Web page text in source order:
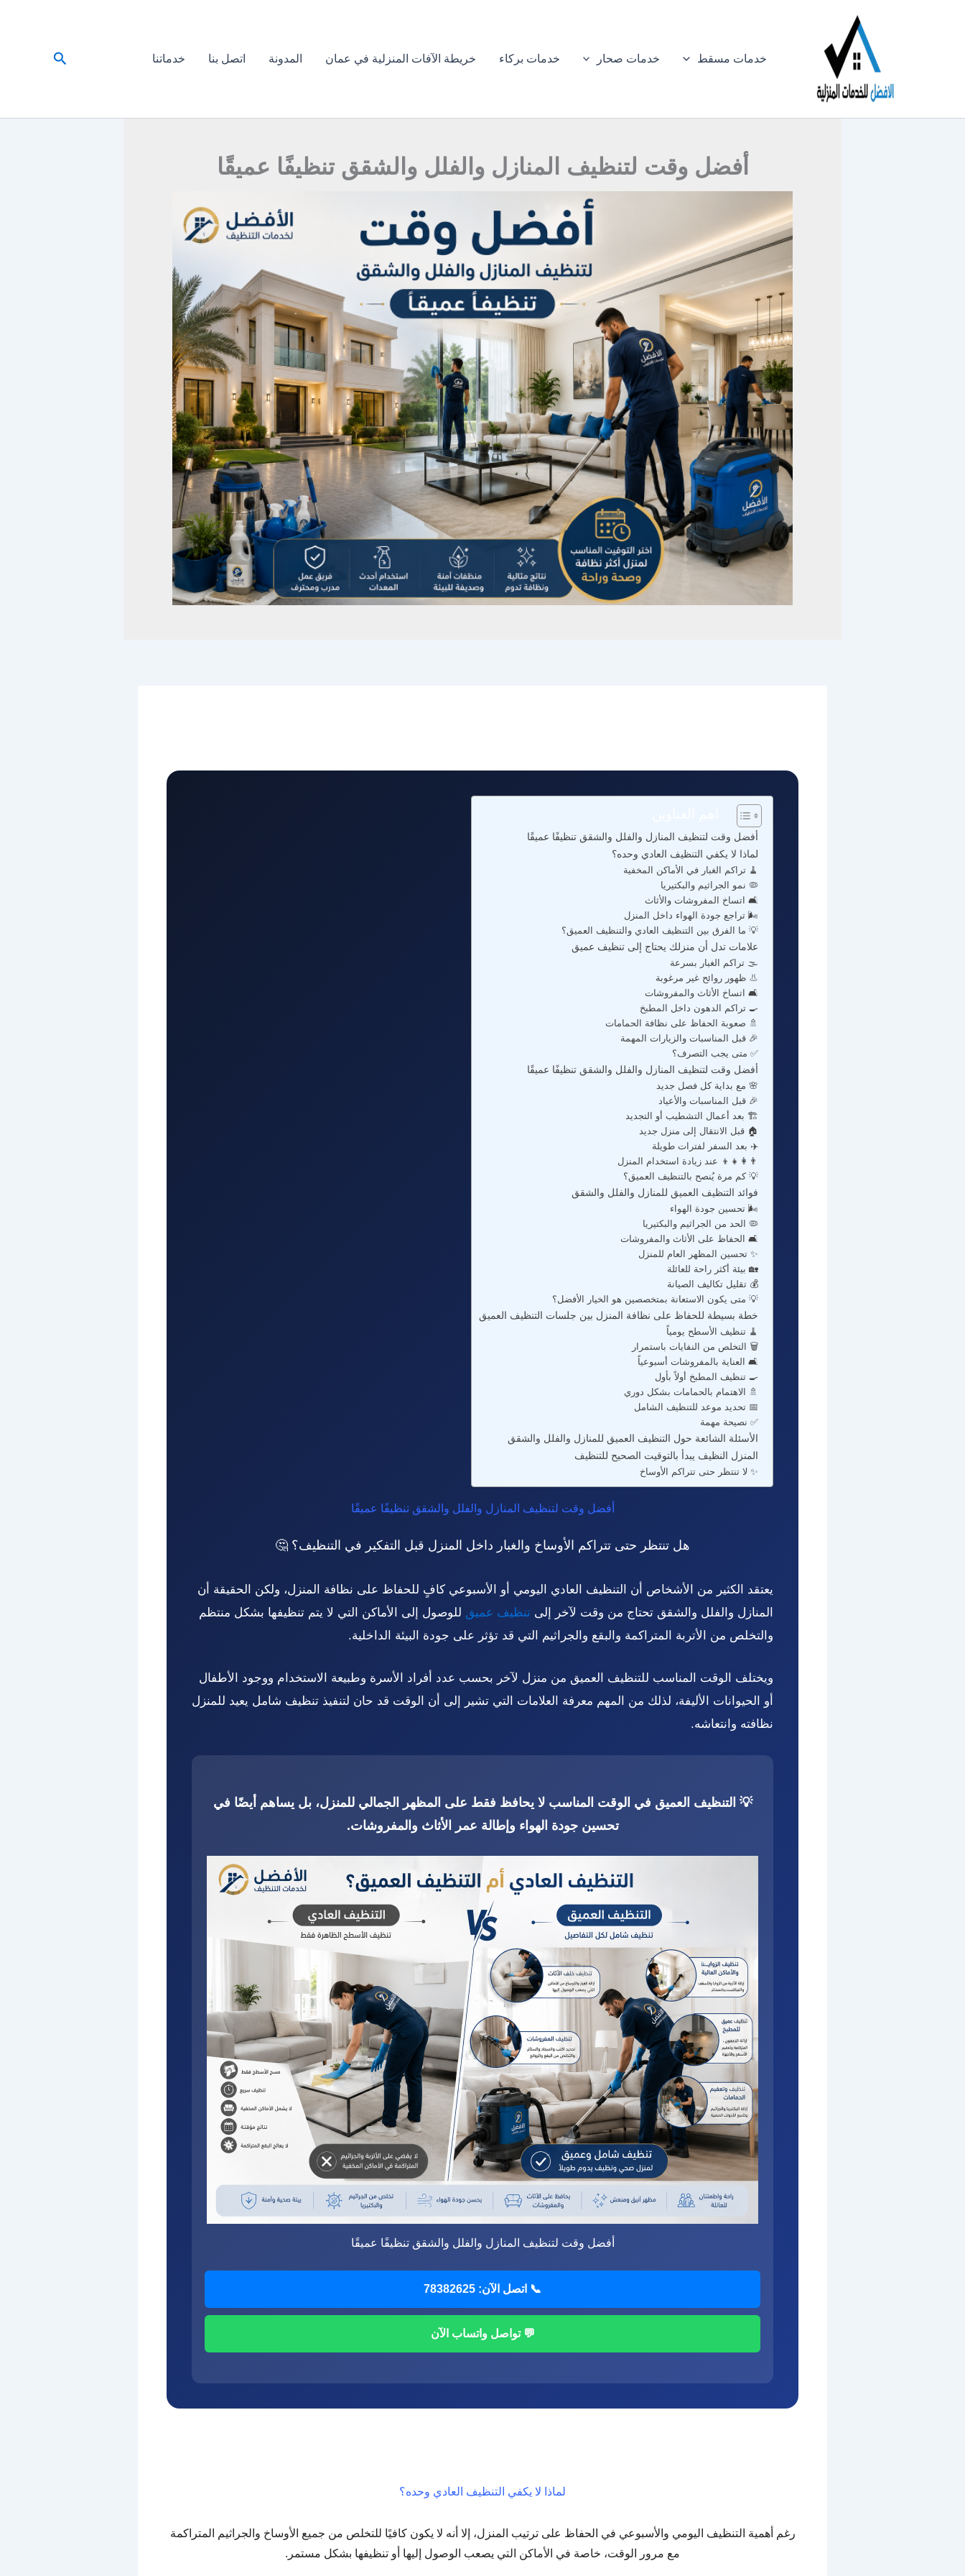
خدمات مسقط خدمات صحار خدمات بركاء خريطة الآفات المنزلية في عمان المدونة اتصل بنا خدماتنا البحث
أفضل وقت لتنظيف المنازل والفلل والشقق تنظيفًا عميقًا
أفضل وقت لتنظيف المنازل والفلل والشقق تنظيفًا عميقًا
لماذا لا يكفي التنظيف العادي وحده؟
🧹 تراكم الغبار في الأماكن المخفية
🦠 نمو الجراثيم والبكتيريا
🛋️ اتساخ المفروشات والأثاث
🌬️ تراجع جودة الهواء داخل المنزل
💡 ما الفرق بين التنظيف العادي والتنظيف العميق؟
علامات تدل أن منزلك يحتاج إلى تنظيف عميق
🌫️ تراكم الغبار بسرعة
👃 ظهور روائح غير مرغوبة
🛋️ اتساخ الأثاث والمفروشات
🍳 تراكم الدهون داخل المطبخ
🚿 صعوبة الحفاظ على نظافة الحمامات
🎉 قبل المناسبات والزيارات المهمة
✅ متى يجب التصرف؟
أفضل وقت لتنظيف المنازل والفلل والشقق تنظيفًا عميقًا
🌸 مع بداية كل فصل جديد
🎉 قبل المناسبات والأعياد
🏗️ بعد أعمال التشطيب أو التجديد
🏠 قبل الانتقال إلى منزل جديد
✈️ بعد السفر لفترات طويلة
👨‍👩‍👧‍👦 عند زيادة استخدام المنزل
💡 كم مرة يُنصح بالتنظيف العميق؟
فوائد التنظيف العميق للمنازل والفلل والشقق
🌬️ تحسين جودة الهواء
🦠 الحد من الجراثيم والبكتيريا
🛋️ الحفاظ على الأثاث والمفروشات
✨ تحسين المظهر العام للمنزل
🏡 بيئة أكثر راحة للعائلة
💰 تقليل تكاليف الصيانة
💡 متى يكون الاستعانة بمتخصصين هو الخيار الأفضل؟
خطة بسيطة للحفاظ على نظافة المنزل بين جلسات التنظيف العميق
🧹 تنظيف الأسطح يومياً
🗑️ التخلص من النفايات باستمرار
🛋️ العناية بالمفروشات أسبوعياً
🍳 تنظيف المطبخ أولاً بأول
🚿 الاهتمام بالحمامات بشكل دوري
📅 تحديد موعد للتنظيف الشامل
✅ نصيحة مهمة
الأسئلة الشائعة حول التنظيف العميق للمنازل والفلل والشقق
المنزل النظيف يبدأ بالتوقيت الصحيح للتنظيف
✨ لا تنتظر حتى تتراكم الأوساخ
أفضل وقت لتنظيف المنازل والفلل والشقق تنظيفًا عميقًا
هل تنتظر حتى تتراكم الأوساخ والغبار داخل المنزل قبل التفكير في التنظيف؟ 🤔
يعتقد الكثير من الأشخاص أن التنظيف العادي اليومي أو الأسبوعي كافٍ للحفاظ على نظافة المنزل، ولكن الحقيقة أن
المنازل والفلل والشقق تحتاج من وقت لآخر إلى تنظيف عميق للوصول إلى الأماكن التي لا يتم تنظيفها بشكل منتظم
والتخلص من الأتربة المتراكمة والبقع والجراثيم التي قد تؤثر على جودة البيئة الداخلية.
ويختلف الوقت المناسب للتنظيف العميق من منزل لآخر بحسب عدد أفراد الأسرة وطبيعة الاستخدام ووجود الأطفال
أو الحيوانات الأليفة، لذلك من المهم معرفة العلامات التي تشير إلى أن الوقت قد حان لتنفيذ تنظيف شامل يعيد للمنزل
نظافته وانتعاشه.
💡 التنظيف العميق في الوقت المناسب لا يحافظ فقط على المظهر الجمالي للمنزل، بل يساهم أيضًا في
تحسين جودة الهواء وإطالة عمر الأثاث والمفروشات.
أفضل وقت لتنظيف المنازل والفلل والشقق تنظيفًا عميقًا
📞 اتصل الآن: 78382625
💬 تواصل واتساب الآن
لماذا لا يكفي التنظيف العادي وحده؟
رغم أهمية التنظيف اليومي والأسبوعي في الحفاظ على ترتيب المنزل، إلا أنه لا يكون كافيًا للتخلص من جميع الأوساخ والجراثيم المتراكمة
مع مرور الوقت، خاصة في الأماكن التي يصعب الوصول إليها أو تنظيفها بشكل مستمر.